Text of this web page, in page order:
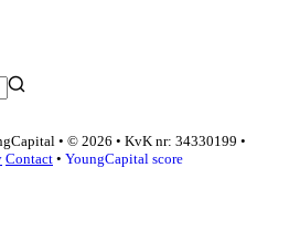
• © 2026 • KvK nr: 34330199 •
Contact • YoungCapital score